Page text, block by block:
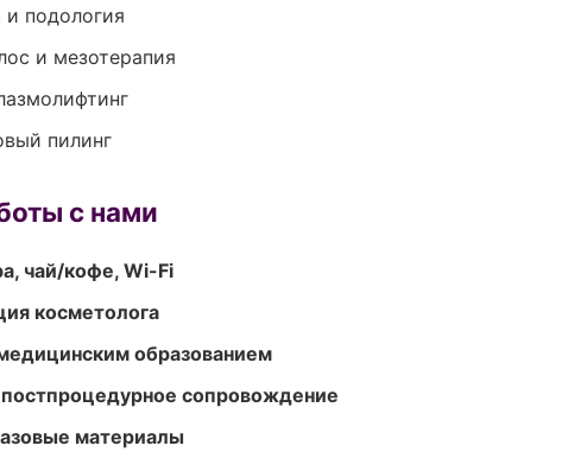
подология
и мезотерапия
пилинг
с нами
чай/кофе, Wi-Fi
косметолога
образованием
постпроцедурное сопровождение
материалы